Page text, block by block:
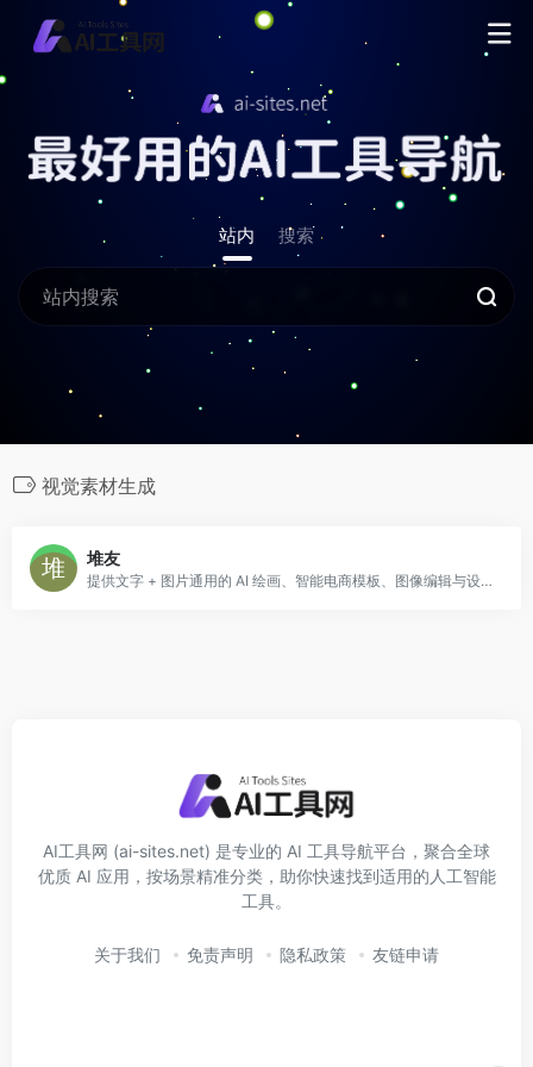
站内 搜索
视觉素材生成
堆友
提供文字 + 图片通用的 AI 绘画、智能电商模板、图像编辑与设计生成功能，适合电商商家、内容创作者、设计小白快速产出视觉素材。
AI工具网 (ai-sites.net) 是专业的 AI 工具导航平台，聚合全球
优质 AI 应用，按场景精准分类，助你快速找到适用的人工智能
工具。
关于我们 免责声明 隐私政策 友链申请